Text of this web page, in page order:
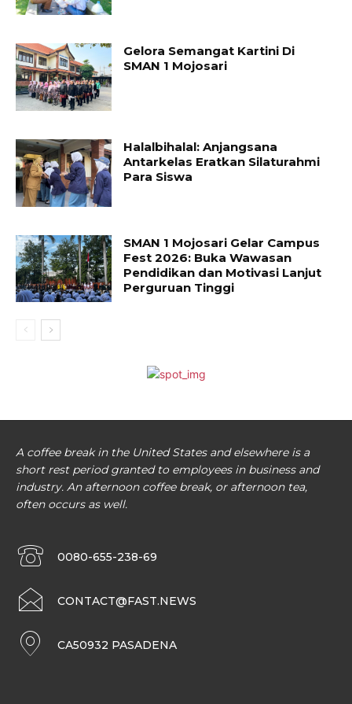
Gelora Semangat Kartini Di
SMAN 1 Mojosari
Halalbihalal: Anjangsana
Antarkelas Eratkan Silaturahmi
Para Siswa
SMAN 1 Mojosari Gelar Campus
Fest 2026: Buka Wawasan
Pendidikan dan Motivasi Lanjut
Perguruan Tinggi
A coffee break in the United States and elsewhere is a
short rest period granted to employees in business and
industry. An afternoon coffee break, or afternoon tea,
often occurs as well.
0080-655-238-69
CONTACT@FAST.NEWS
CA50932 PASADENA